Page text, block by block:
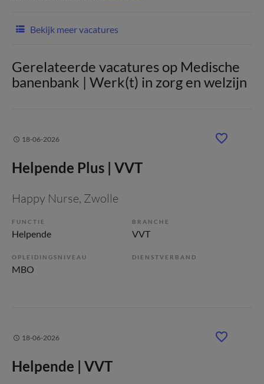
Bekijk meer vacatures
Gerelateerde vacatures op Medische
banenbank | Werk(t) in zorg en welzijn
18-06-2026
Helpende Plus | VVT
Happy Nurse, Zwolle
FUNCTIE
Helpende
BRANCHE
VVT
OPLEIDINGSNIVEAU
MBO
DIENSTVERBAND
18-06-2026
Helpende | VVT